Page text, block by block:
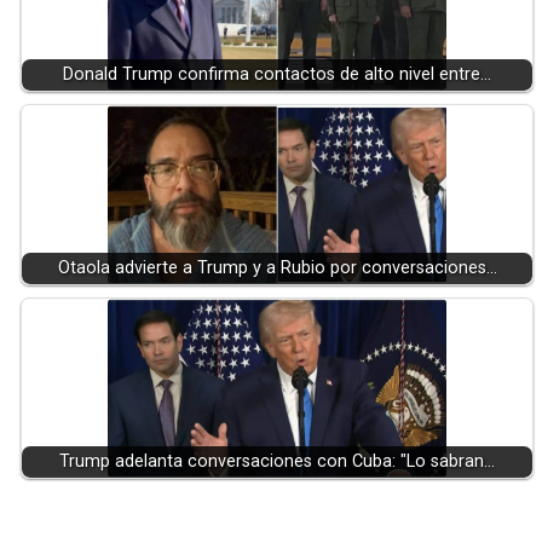
Donald Trump confirma contactos de alto nivel entre…
Otaola advierte a Trump y a Rubio por conversaciones…
Trump adelanta conversaciones con Cuba: "Lo sabran…